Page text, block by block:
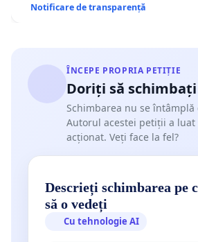
Notificare de transparență
ÎNCEPE PROPRIA PETIȚIE
Doriți să schimbați
Schimbarea nu se întâmplă
Autorul acestei petiții a
acționat. Veți face la fel?
Descrieți schimbarea pe
să o vedeți
Cu tehnologie AI